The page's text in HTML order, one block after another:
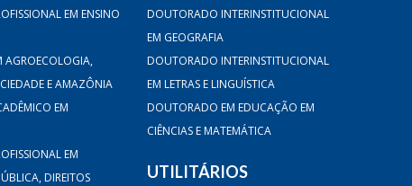
EM ENSINO
AGROECOLOGIA,
E AMAZÔNIA
EM
EM
DIREITOS
DOUTORADO INTERINSTITUCIONAL
EM GEOGRAFIA
DOUTORADO INTERINSTITUCIONAL
EM LETRAS E LINGUÍSTICA
DOUTORADO EM EDUCAÇÃO EM
CIÊNCIAS E MATEMÁTICA
UTILITÁRIOS